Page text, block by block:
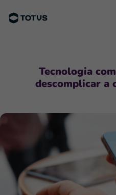
Tecnologia
descomplicar a